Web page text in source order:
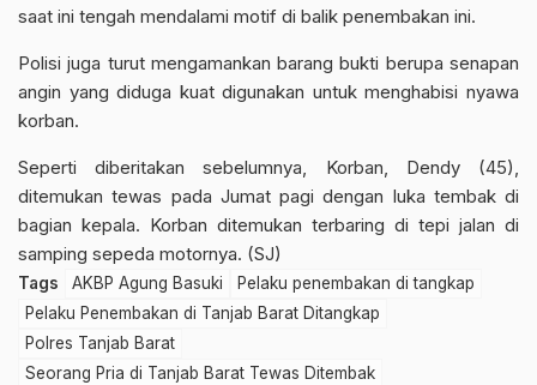
saat ini tengah mendalami motif di balik penembakan ini.
Polisi juga turut mengamankan barang bukti berupa senapan
angin yang diduga kuat digunakan untuk menghabisi nyawa
korban.
Seperti diberitakan sebelumnya, Korban, Dendy (45),
ditemukan tewas pada Jumat pagi dengan luka tembak di
bagian kepala. Korban ditemukan terbaring di tepi jalan di
samping sepeda motornya. (SJ)
Tags AKBP Agung Basuki
Pelaku penembakan di tangkap
Pelaku Penembakan di Tanjab Barat Ditangkap
Polres Tanjab Barat
Seorang Pria di Tanjab Barat Tewas Ditembak